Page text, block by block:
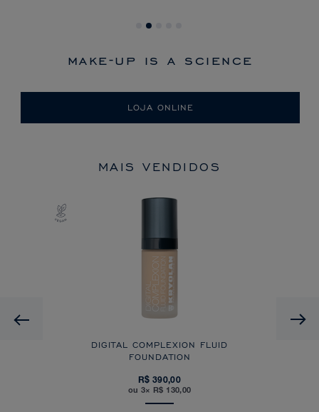
make-up is a science
LOJA ONLINE
MAIS VENDIDOS
Previous
DIGITAL COMPLEXION FLUID
FOUNDATION
R$ 390,00
ou 3× R$ 130,00